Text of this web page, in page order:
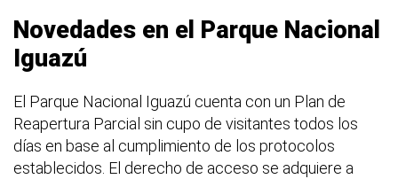
Novedades en el Parque Nacional
Iguazú
El Parque Nacional Iguazú cuenta con un Plan de
Reapertura Parcial sin cupo de visitantes todos los
días en base al cumplimiento de los protocolos
establecidos. El derecho de acceso se adquiere a